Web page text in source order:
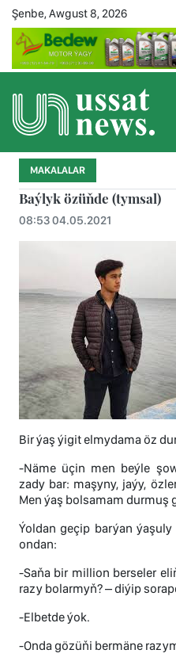
Şenbe, Awgust 8, 2026
MAKALALAR
Baýlyk özüňde (tymsal)
08:53 04.05.2021
Bir ýaş ýigit elmydama öz
-Näme üçin men beýle
zady bar: maşyny, jaýy,
Men ýaş bolsamam durmuş
Ýoldan geçip barýan
ondan:
-Saňa bir million berseler
razy bolarmyň? – diýip
-Elbetde ýok.
-Onda gözüňi bermäne